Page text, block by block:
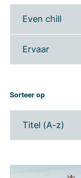
Even chill
Ervaar
Sorteer op
Titel (A-z)